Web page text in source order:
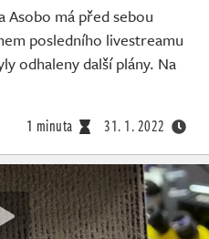
Asobo má před sebou
posledního livestreamu
odhaleny další plány. Na
1 minuta 31. 1. 2022